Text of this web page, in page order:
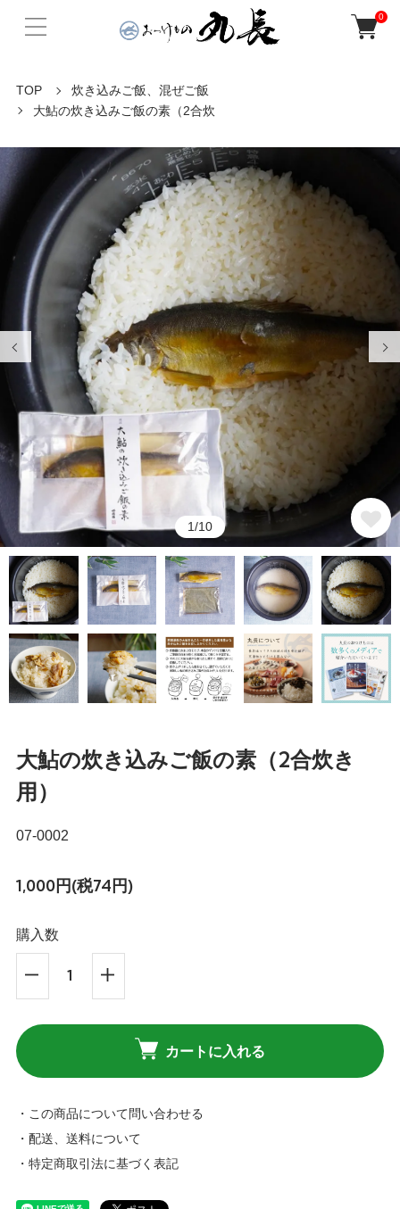
0
TOP
炊き込みご飯、混ぜご飯
大鮎の炊き込みご飯の素（2合炊
1/10
大鮎の炊き込みご飯の素（2合炊き
用）
07-0002
1,000円(税74円)
購入数
カートに入れる
・この商品について問い合わせる
・配送、送料について
・特定商取引法に基づく表記